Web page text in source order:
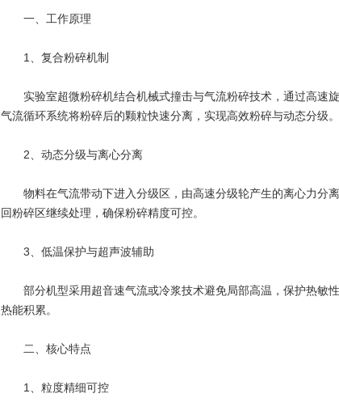
一、工作原理
‌1、复合粉碎机制‌
实验室超微粉碎机结合机械式撞击与气流粉碎技术，通过高速
气流循环系统将粉碎后的颗粒快速分离，实现高效粉碎与动态分级。
‌2、动态分级与离心分离‌
物料在气流带动下进入分级区，由高速分级轮产生的离心力分
回粉碎区继续处理，确保粉碎精度可控。
‌3、低温保护与超声波辅助‌
部分机型采用超音速气流或冷浆技术避免局部高温，保护热敏
热能积累。
二、核心特点
‌1、粒度精细可控‌